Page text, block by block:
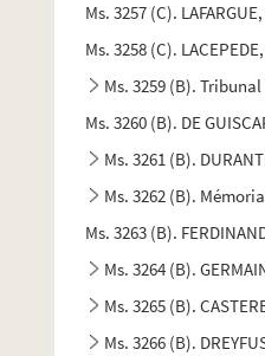
Ms. 3257 (C).
Ms. 3258 (C).
Ms. 3259 (B).
Ms. 3260 (B). DE
Ms. 3261 (B).
Ms. 3262 (B).
Ms. 3263 (B).
Ms. 3264 (B).
Ms. 3265 (B).
Ms. 3266 (B).